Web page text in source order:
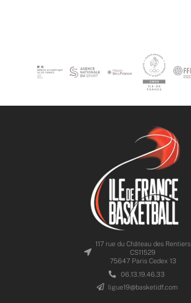
117 rue du Château des Rentiers
CS11529
75647 Paris Cedex 13
06.13.19.46.33
ligue19@basketidf.com